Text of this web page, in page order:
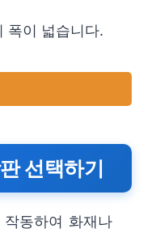
폭이 넓습니다.
선택하기
동하여 화재나